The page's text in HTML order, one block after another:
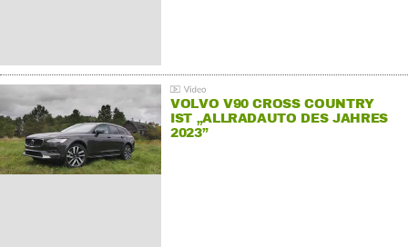
VOLVO V90 CROSS COUNTRY
IST „ALLRADAUTO DES JAHRES
2023”